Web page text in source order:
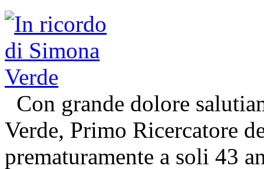
Con grande dolore
Verde, Primo Ricercatore
prematuramente a soli 43